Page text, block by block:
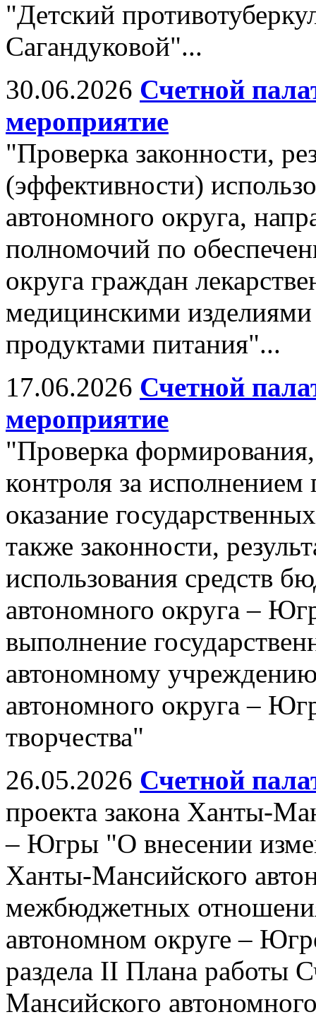
"Детский
Сагандуковой"...
30.06.2026 Счетной
мероприятие
"Проверка законности,
(эффективности)
автономного округа,
полномочий по
округа граждан
медицинскими
продуктами питания"...
17.06.2026 Счетной
мероприятие
"Проверка
контроля за исполнением
оказание
также законности,
использования средств
автономного округа –
выполнение
автономному
автономного округа –
творчества"
26.05.2026 Счетной
проекта закона Ханты-
– Югры "О внесении
Ханты-Мансийского
межбюджетных
автономном округе –
раздела II Плана работы
Мансийского